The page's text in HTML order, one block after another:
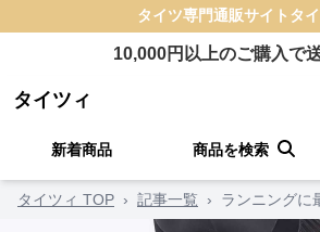
タイツ専門通販サイト タ
10,000円以上のご購入で
タイツィ
新着商品 商品を検索
タイツィ TOP › 記事一覧 › ランニングに